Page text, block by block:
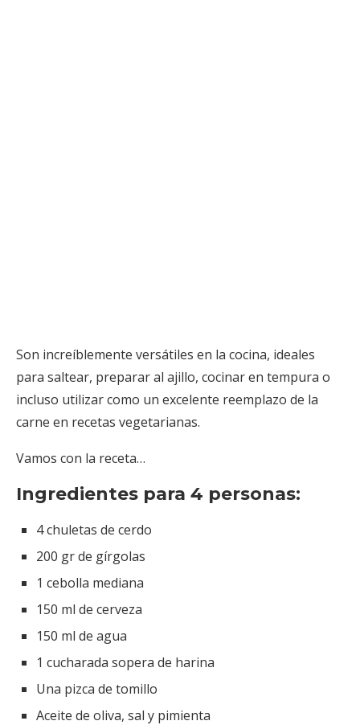
Son increíblemente versátiles en la cocina, ideales
para saltear, preparar al ajillo, cocinar en tempura o
incluso utilizar como un excelente reemplazo de la
carne en recetas vegetarianas.
Vamos con la receta…
Ingredientes para 4 personas:
4 chuletas de cerdo
200 gr de gírgolas
1 cebolla mediana
150 ml de cerveza
150 ml de agua
1 cucharada sopera de harina
Una pizca de tomillo
Aceite de oliva, sal y pimienta